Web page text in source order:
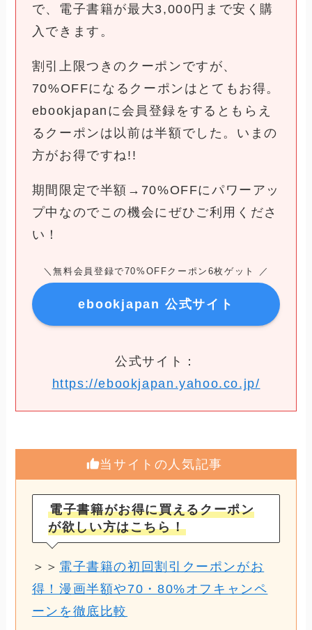
で、電子書籍が最大3,000円まで安く購
入できます。
割引上限つきのクーポンですが、
70%OFFになるクーポンはとてもお得。
ebookjapanに会員登録をするともらえ
るクーポンは以前は半額でした。いまの
方がお得ですね!!
期間限定で半額→70%OFFにパワーアッ
プ中なのでこの機会にぜひご利用くださ
い！
＼無料会員登録で70%OFFクーポン6枚ゲット ／
ebookjapan 公式サイト
公式サイト：
https://ebookjapan.yahoo.co.jp/
当サイトの人気記事
電子書籍がお得に買えるクーポン
が欲しい方はこちら！
＞＞ 電子書籍の初回割引クーポンがお
得！漫画半額や70・80%オフキャンペ
ーンを徹底比較